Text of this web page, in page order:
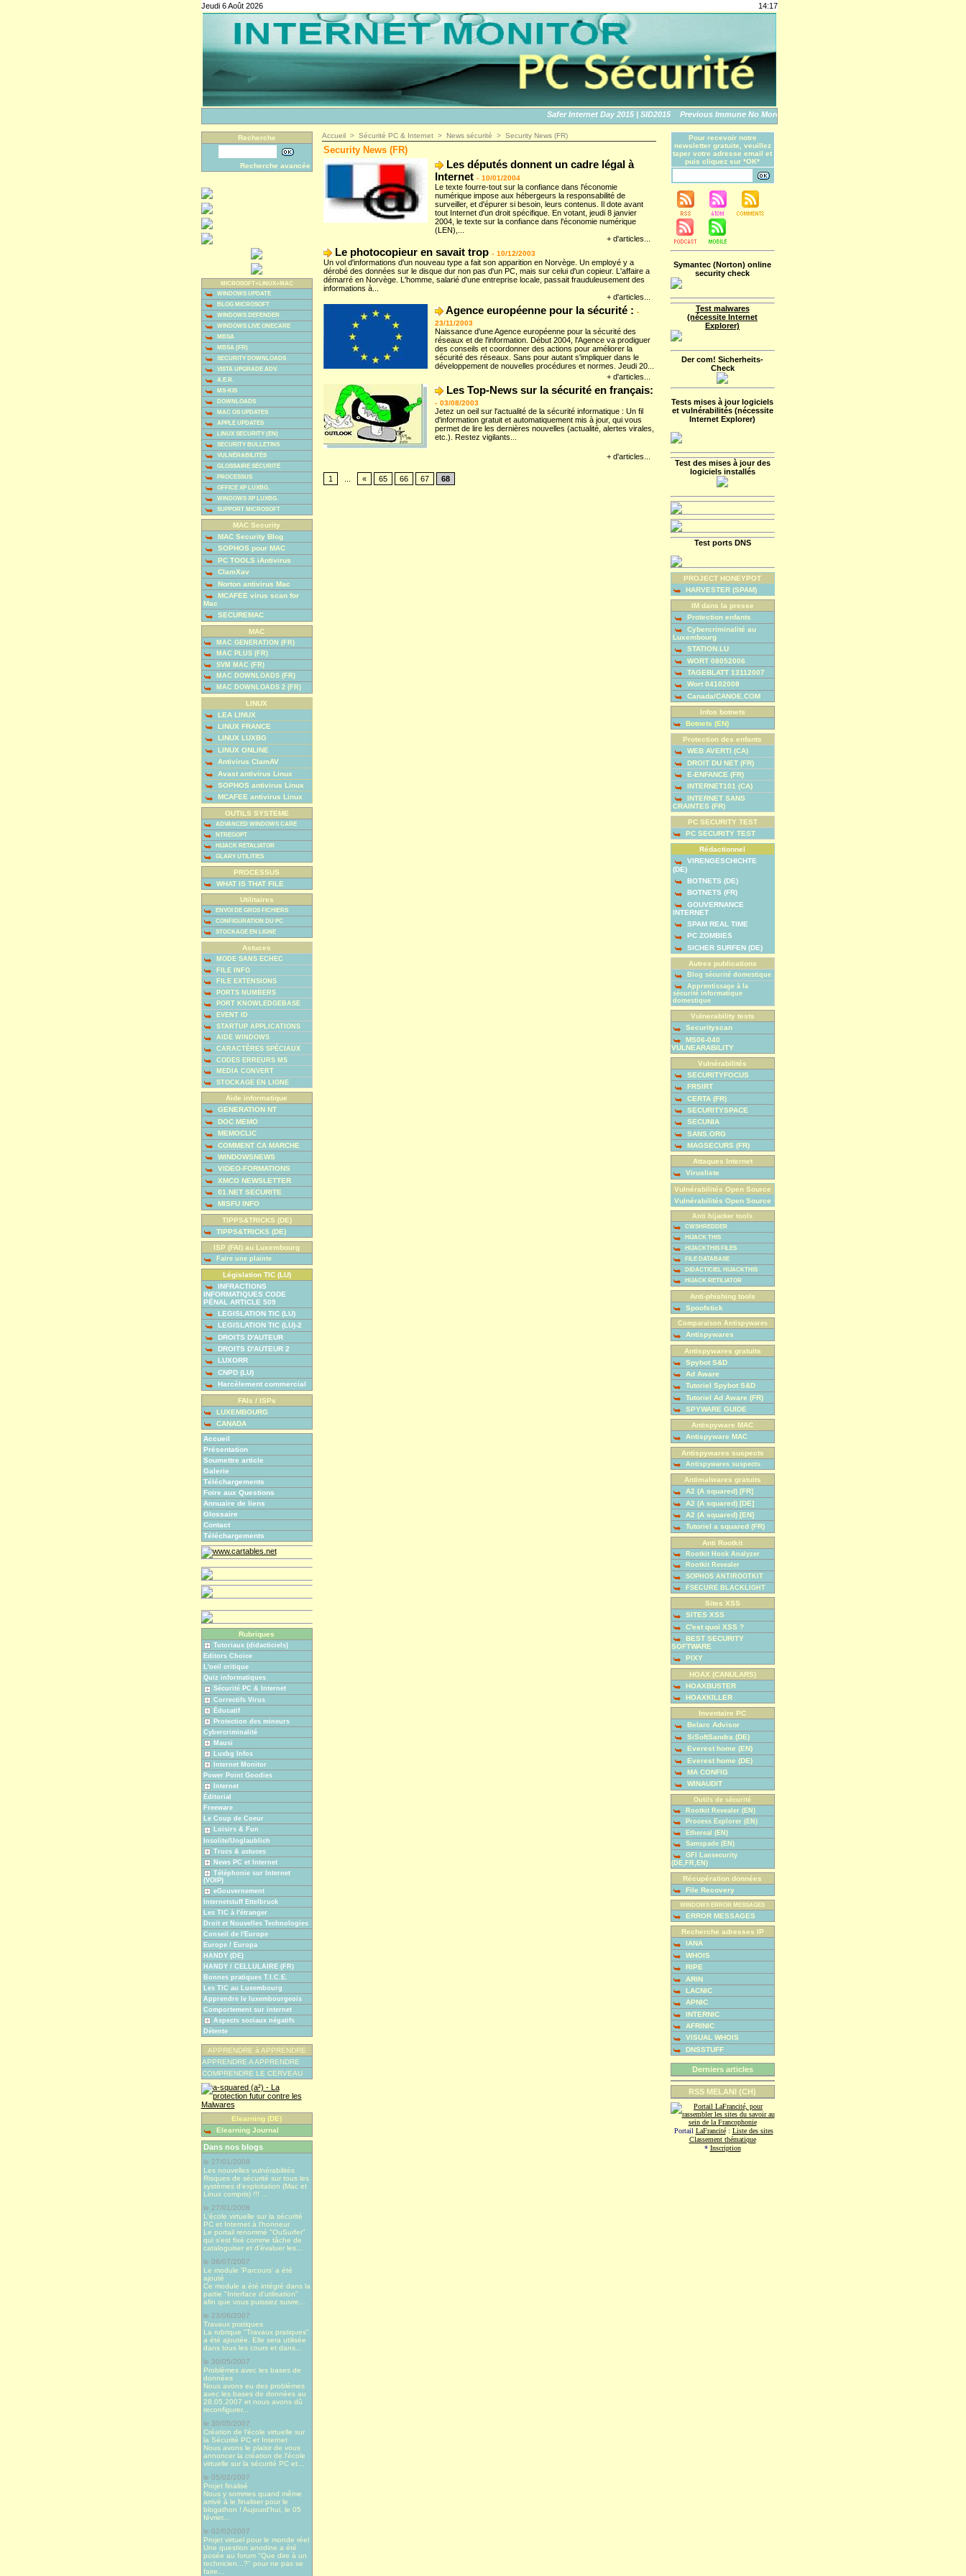
Jeudi 6 Août 2026 14:17
Safer Internet Day 2015 | SID2015 Previous Immune No More: An Apple Story
Recherche
Recherche avancée
MICROSOFT+LINUX+MAC
WINDOWS UPDATE
BLOG MICROSOFT
WINDOWS DEFENDER
WINDOWS LIVE ONECARE
MBSA
MBSA (FR)
SECURITY DOWNLOADS
VISTA UPGRADE ADV.
A.E.R.
MS-KIS
DOWNLOADS
MAC OS UPDATES
APPLE UPDATES
LINUX SECURITY (EN)
SECURITY BULLETINS
VULNÉRABILITÉS
GLOSSAIRE SÉCURITÉ
PROCESSUS
OFFICE XP LUXBG.
WINDOWS XP LUXBG.
SUPPORT MICROSOFT
MAC Security
MAC Security Blog
SOPHOS pour MAC
PC TOOLS iAntivirus
ClamXav
Norton antivirus Mac
MCAFEE virus scan for
Mac
SECUREMAC
MAC
MAC GENERATION (FR)
MAC PLUS (FR)
SVM MAC (FR)
MAC DOWNLOADS (FR)
MAC DOWNLOADS 2 (FR)
LINUX
LEA LINUX
LINUX FRANCE
LINUX LUXBG
LINUX ONLINE
Antivirus ClamAV
Avast antivirus Linux
SOPHOS antivirus Linux
MCAFEE antivirus Linux
OUTILS SYSTEME
ADVANCED WINDOWS CARE
NTREGOPT
HIJACK RETALIATOR
GLARY UTILITIES
PROCESSUS
WHAT IS THAT FILE
Utilitaires
ENVOI DE GROS FICHIERS
CONFIGURATION DU PC
STOCKAGE EN LIGNE
Astuces
MODE SANS ECHEC
FILE INFO
FILE EXTENSIONS
PORTS NUMBERS
PORT KNOWLEDGEBASE
EVENT ID
STARTUP APPLICATIONS
AIDE WINDOWS
CARACTÈRES SPÉCIAUX
CODES ERREURS MS
MEDIA CONVERT
STOCKAGE EN LIGNE
Aide informatique
GENERATION NT
DOC MEMO
MEMOCLIC
COMMENT CA MARCHE
WINDOWSNEWS
VIDEO-FORMATIONS
XMCO NEWSLETTER
01.NET SECURITE
MISFU INFO
TIPPS&TRICKS (DE)
TIPPS&TRICKS (DE)
ISP (FAI) au Luxembourg
Faire une plainte
Législation TIC (LU)
INFRACTIONS
INFORMATIQUES CODE
PÉNAL ARTICLE 509
LEGISLATION TIC (LU)
LEGISLATION TIC (LU)-2
DROITS D'AUTEUR
DROITS D'AUTEUR 2
LUXORR
CNPD (LU)
Harcèlement commercial
FAIs / ISPs
LUXEMBOURG
CANADA
Accueil
Présentation
Soumettre article
Galerie
Téléchargements
Foire aux Questions
Annuaire de liens
Glossaire
Contact
Téléchargements
Rubriques
Tutoriaux (didacticiels)
Editors Choice
L'oeil critique
Quiz informatiques
Sécurité PC & Internet
Correctifs Virus
Éducatif
Protection des mineurs
Cybercriminalité
Mausi
Luxbg Infos
Internet Monitor
Power Point Goodies
Internet
Éditorial
Freeware
Le Coup de Coeur
Loisirs & Fun
Insolite/Unglaublich
Trucs & astuces
News PC et Internet
Téléphonie sur Internet
(VOIP)
eGouvernement
Internetstuff Ettelbruck
Les TIC à l'étranger
Droit et Nouvelles Technologies
Conseil de l'Europe
Europe / Europa
HANDY (DE)
HANDY / CELLULAIRE (FR)
Bonnes pratiques T.I.C.E.
Les TIC au Luxembourg
Apprendre le luxembourgeois
Comportement sur internet
Aspects sociaux négatifs
Détente
APPRENDRE à APPRENDRE
APPRENDRE A APPRENDRE
COMPRENDRE LE CERVEAU
Elearning (DE)
Elearning Journal
Dans nos blogs
le 27/01/2008
Les nouvelles vulnérabilités
Risques de sécurité sur tous les
systèmes d'exploitation (Mac et
Linux compris) !!! ...
le 27/01/2008
L'école virtuelle sur la sécurité
PC et Internet à l'honneur
Le portail renommé "OuSurfer"
qui s'est fixé comme tâche de
cataloguiser et d'évaluer les...
le 08/07/2007
Le module 'Parcours' a été
ajouté
Ce module a été intégré dans la
partie "Interface d'utilisation"
afin que vous puissiez suivre...
le 23/06/2007
Travaux pratiques
La rubrique "Travaux pratiques"
a été ajoutée. Elle sera utilisée
dans tous les cours et dans...
le 30/05/2007
Problèmes avec les bases de
données
Nous avons eu des problèmes
avec les bases de données au
28.05.2007 et nous avons dû
reconfigurer...
le 30/05/2007
Création de l'école virtuelle sur
la Sécurité PC et Internet
Nous avons le plaisir de vous
annoncer la création de l'école
virtuelle sur la sécurité PC et...
le 05/02/2007
Projet finalisé
Nous y sommes quand même
arrivé à le finaliser pour le
blogathon ! Aujourd’hui, le 05
février...
le 02/02/2007
Projet virtuel pour le monde réel
Une question anodine a été
posée au forum "Que dire à un
technicien...?" pour ne pas se
faire...
Accueil > Sécurité PC & Internet > News sécurité > Security News (FR)
Security News (FR)
Les députés donnent un cadre légal à
Internet - 10/01/2004
Le texte fourre-tout sur la confiance dans l'économie
numérique impose aux hébergeurs la responsabilité de
surveiller, et d'épurer si besoin, leurs contenus. Il dote avant
tout Internet d'un droit spécifique. En votant, jeudi 8 janvier
2004, le texte sur la confiance dans l'économie numérique
(LEN),...
+ d'articles...
Le photocopieur en savait trop - 10/12/2003
Un vol d'informations d'un nouveau type a fait son apparition en Norvège. Un employé y a
dérobé des données sur le disque dur non pas d'un PC, mais sur celui d'un copieur. L'affaire a
démarré en Norvège. L'homme, salarié d'une entreprise locale, passait frauduleusement des
informations à...
+ d'articles...
Agence européenne pour la sécurité : -
23/11/2003
Naissance d'une Agence européenne pour la sécurité des
réseaux et de l'information. Début 2004, l'Agence va prodiguer
des conseils et coordonner des actions pour améliorer la
sécurité des réseaux. Sans pour autant s'impliquer dans le
développement de nouvelles procédures et normes. Jeudi 20...
+ d'articles...
Les Top-News sur la sécurité en français:
- 03/08/2003
Jetez un oeil sur l'actualité de la sécurité informatique : Un fil
d'information gratuit et automatiquement mis à jour, qui vous
permet de lire les dernières nouvelles (actualité, alertes virales,
etc.). Restez vigilants...
+ d'articles...
1 « 65 66 67 68
Pour recevoir notre
newsletter gratuite, veuillez
taper votre adresse email et
puis cliquez sur *OK*
Symantec (Norton) online
security check
Test malwares
(nécessite Internet
Explorer)
Der com! Sicherheits-
Check
Tests mises à jour logiciels
et vulnérabilités (nécessite
Internet Explorer)
Test des mises à jour des
logiciels installés
Test ports DNS
PROJECT HONEYPOT
HARVESTER (SPAM)
IM dans la presse
Protection enfants
Cybercriminalité au
Luxembourg
STATION.LU
WORT 08052006
TAGEBLATT 13112007
Wort 04102008
Canada/CANOE.COM
Infos botnets
Botnets (EN)
Protection des enfants
WEB AVERTI (CA)
DROIT DU NET (FR)
E-ENFANCE (FR)
INTERNET101 (CA)
INTERNET SANS
CRAINTES (FR)
PC SECURITY TEST
PC SECURITY TEST
Rédactionnel
VIRENGESCHICHTE
(DE)
BOTNETS (DE)
BOTNETS (FR)
GOUVERNANCE
INTERNET
SPAM REAL TIME
PC ZOMBIES
SICHER SURFEN (DE)
Autres publications
Blog sécurité domestique
Apprentissage à la
sécurité informatique
domestique
Vulnerability tests
Securityscan
MS06-040
VULNEARABILITY
Vulnérabilités
SECURITYFOCUS
FRSIRT
CERTA (FR)
SECURITYSPACE
SECUNIA
SANS.ORG
MAGSECURS (FR)
Attaques Internet
Virusliste
Vulnérabilités Open Source
Vulnérabilités Open Source
Anti hijacker tools
CWSHREDDER
HIJACK THIS
HIJACKTHIS FILES
FILE DATABASE
DIDACTICIEL HIJACKTHIS
HIJACK RETILIATOR
Anti-phishing tools
Spoofstick
Comparaison Antispywares
Antispywares
Antispywares gratuits
Spybot S&D
Ad Aware
Tutoriel Spybot S&D
Tutoriel Ad Aware (FR)
SPYWARE GUIDE
Antispyware MAC
Antispyware MAC
Antispywares suspects
Antispywares suspects
Antimalwares gratuits
A2 (A squared) [FR]
A2 (A squared) [DE]
A2 (A squared) [EN]
Tutoriel a squared (FR)
Anti Rootkit
Rootkit Hook Analyzer
Rootkit Revealer
SOPHOS ANTIROOTKIT
FSECURE BLACKLIGHT
Sites XSS
SITES XSS
C'est quoi XSS ?
BEST SECURITY
SOFTWARE
PIXY
HOAX (CANULARS)
HOAXBUSTER
HOAXKILLER
Inventaire PC
Belarc Advisor
SiSoftSandra (DE)
Everest home (EN)
Everest home (DE)
MA CONFIG
WINAUDIT
Outils de sécurité
Rootkit Revealer (EN)
Process Explorer (EN)
Ethereal (EN)
Samspade (EN)
GFI Lansecurity
(DE,FR,EN)
Récupération données
File Recovery
WINDOWS ERROR MESSAGES
ERROR MESSAGES
Recherche adresses IP
IANA
WHOIS
RIPE
ARIN
LACNIC
APNIC
INTERNIC
AFRINIC
VISUAL WHOIS
DNSSTUFF
Derniers articles
RSS MELANI (CH)
Portail LaFrancité: Liste des sites
Classement thématique
* Inscription